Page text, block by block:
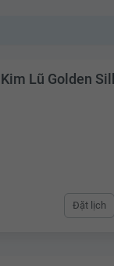
Lũ Golden
Đặt lịch